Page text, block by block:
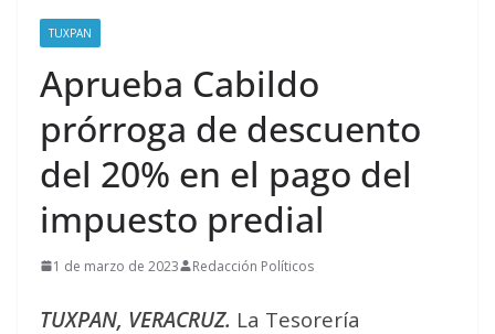
TUXPAN
Aprueba Cabildo
prórroga de descuento
del 20% en el pago del
impuesto predial
1 de marzo de 2023 Redacción Políticos
TUXPAN, VERACRUZ. La Tesorería